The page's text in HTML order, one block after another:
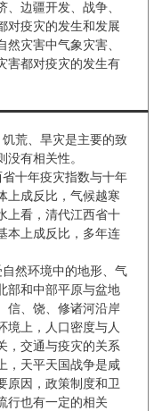
边疆开发、战争、
对疫灾的发生和发展
灾害中气象灾害、
害都对疫灾的发生有
饥荒、旱灾是主要的致
有相关性。
省十年疫灾指数与十年
上成反比，气候越寒
上看，清代江西省十
本上成反比，多年连
自然环境中的地形、气
部和中部平原与盆地
信、饶、修诸河沿岸
境上，人口密度与人
，交通与疫灾的关系
，天平天国战争是咸
原因，政策制度和卫
行也有一定的相关